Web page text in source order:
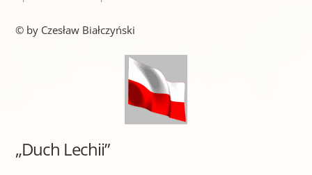
© by Czesław Białczyński
„Duch Lechii”